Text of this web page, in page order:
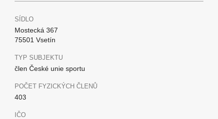
SÍDLO
Mostecká 367
75501 Vsetín
TYP SUBJEKTU
člen České unie sportu
POČET FYZICKÝCH ČLENŮ
403
IČO